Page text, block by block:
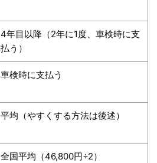
4年目以降（2年に1度、車検時に支
払う）
車検時に支払う
平均（やすくする方法は後述）
全国平均（46,800円÷2）